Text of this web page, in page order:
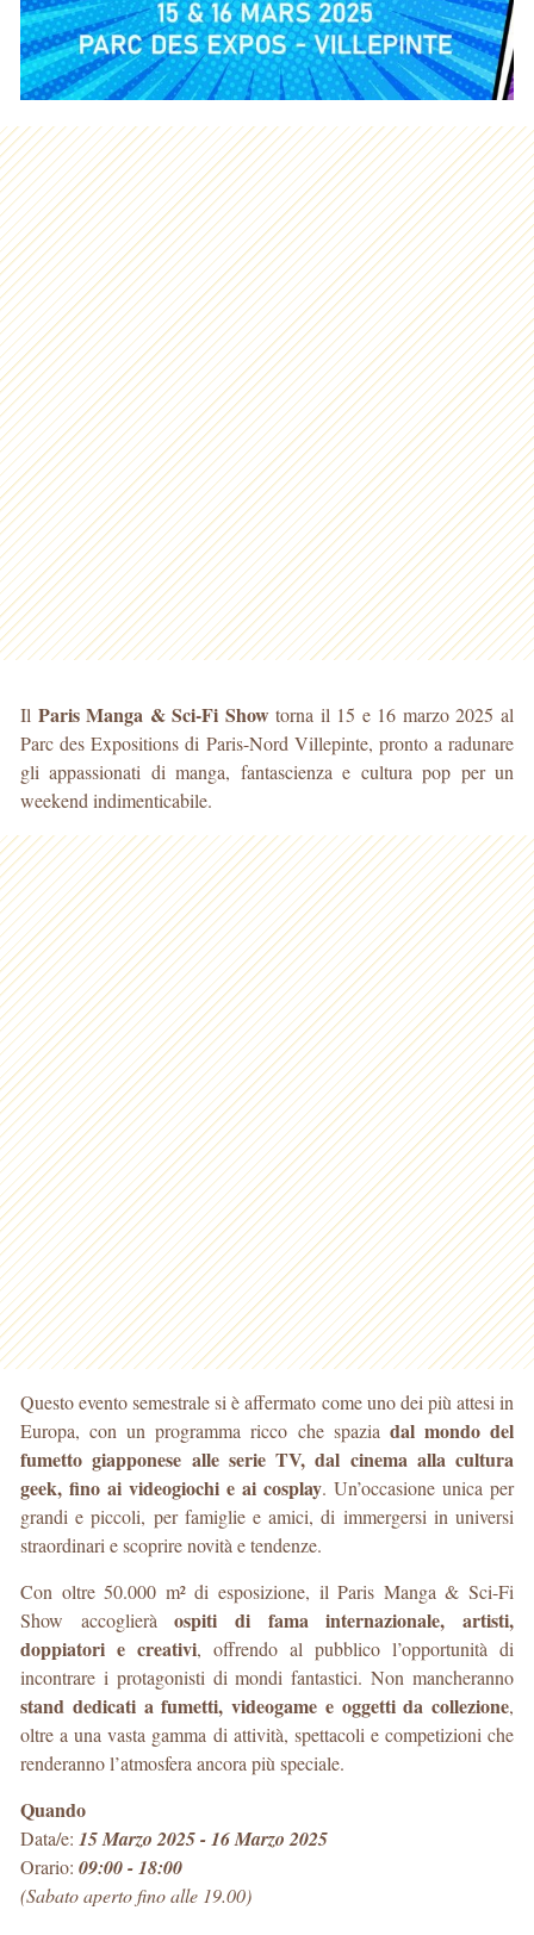
Il Paris Manga & Sci-Fi Showtorna il 15 e 16 marzo 2025 al
Parc des Expositions di Paris-Nord Villepinte, pronto a radunare
gli appassionati di manga, fantascienza e cultura pop per un
weekend indimenticabile.
Questo evento semestrale si è affermato come uno dei più attesi in
Europa, con un programma ricco che spazia dal mondo del
fumetto giapponese alle serie TV, dal cinema alla cultura
geek, fino ai videogiochi e ai cosplay. Un’occasione unica per
grandi e piccoli, per famiglie e amici, di immergersi in universi
straordinari e scoprire novità e tendenze.
Con oltre 50.000 m² di esposizione, il Paris Manga & Sci-Fi
Show accoglieràospiti di fama internazionale, artisti,
doppiatori e creativi, offrendo al pubblico l’opportunità di
incontrare i protagonisti di mondi fantastici. Non mancheranno
stand dedicati a fumetti, videogame e oggetti da collezione,
oltre a una vasta gamma di attività, spettacoli e competizioni che
renderanno l’atmosfera ancora più speciale.
Quando
Data/e: 15 Marzo 2025 - 16 Marzo 2025
Orario: 09:00 - 18:00
(Sabato aperto fino alle 19.00)